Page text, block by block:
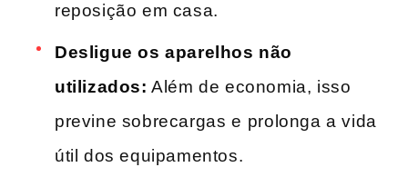
reposição em casa.
Desligue os aparelhos não
utilizados: Além de economia, isso
previne sobrecargas e ⁢prolonga a vida
útil dos equipamentos.